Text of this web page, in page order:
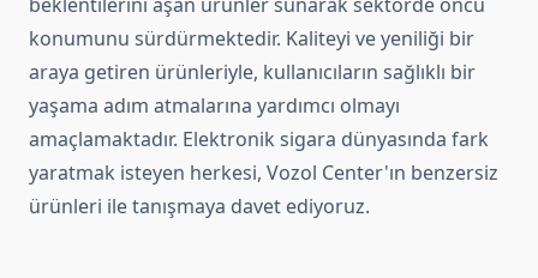
konumunu sürdürmektedir. Kaliteyi ve yeniliği bir
araya getiren ürünleriyle, kullanıcıların sağlıklı bir
yaşama adım atmalarına yardımcı olmayı
amaçlamaktadır. Elektronik sigara dünyasında fark
yaratmak isteyen herkesi, Vozol Center'ın benzersiz
ürünleri ile tanışmaya davet ediyoruz.